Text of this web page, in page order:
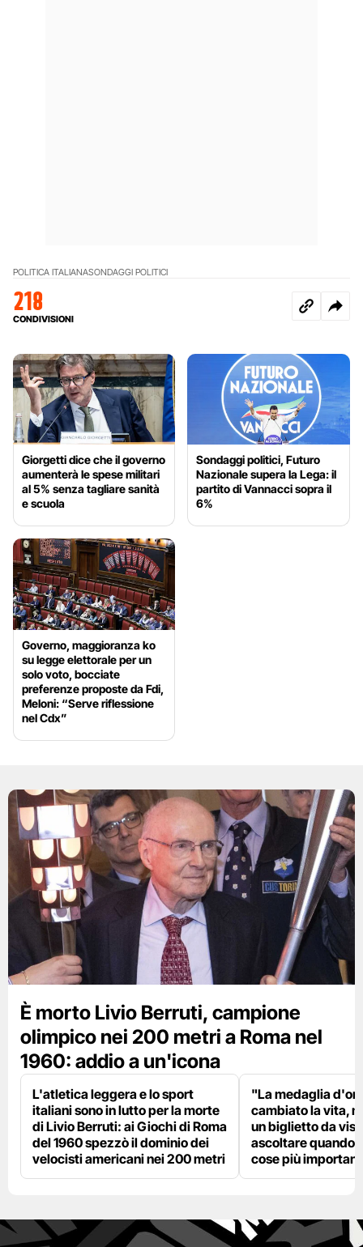
POLITICA ITALIANASONDAGGI POLITICI
218
CONDIVISIONI
Giorgetti dice che il governo
aumenterà le spese militari
al 5% senza tagliare sanità
e scuola
Sondaggi politici, Futuro
Nazionale supera la Lega: il
partito di Vannacci sopra il
6%
Governo, maggioranza ko
su legge elettorale per un
solo voto, bocciate
preferenze proposte da Fdi,
Meloni: “Serve riflessione
nel Cdx”
È morto Livio Berruti, campione
olimpico nei 200 metri a Roma nel
1960: addio a un'icona
L'atletica leggera e lo sport
italiani sono in lutto per la morte
di Livio Berruti: ai Giochi di Roma
del 1960 spezzò il dominio dei
velocisti americani nei 200 metri
"La medaglia
cambiato la vita,
un biglietto da
ascoltare quando
cose più